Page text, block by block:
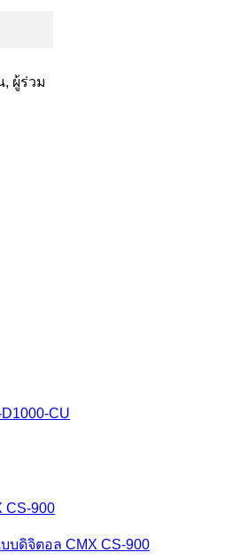
, ผู้ร่วม
ดิจิตอล CMX CS-900